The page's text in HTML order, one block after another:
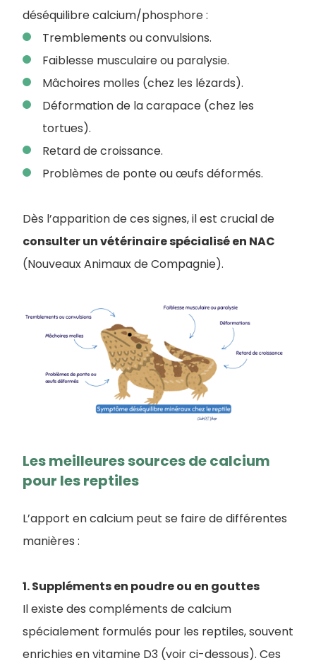
déséquilibre calcium/phosphore :
Tremblements ou convulsions.
Faiblesse musculaire ou paralysie.
Mâchoires molles (chez les lézards).
Déformation de la carapace (chez les
tortues).
Retard de croissance.
Problèmes de ponte ou œufs déformés.
Dès l’apparition de ces signes, il est crucial de
consulter un vétérinaire spécialisé en NAC
(Nouveaux Animaux de Compagnie).
Les meilleures sources de calcium
pour les reptiles
L’apport en calcium peut se faire de différentes
manières :
1. Suppléments en poudre ou en gouttes
Il existe des compléments de calcium
spécialement formulés pour les reptiles, souvent
enrichies en vitamine D3 (voir ci-dessous). Ces